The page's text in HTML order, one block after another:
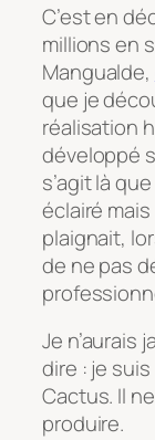
C’est en
millions en
Mangualde,
que je
réalisation
développé
s’agit là
éclairé mais
plaignait,
de ne pas
Je n’aurais
dire : je
Cactus. Il
produire.